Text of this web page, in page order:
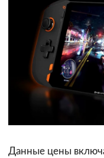
Данные цены